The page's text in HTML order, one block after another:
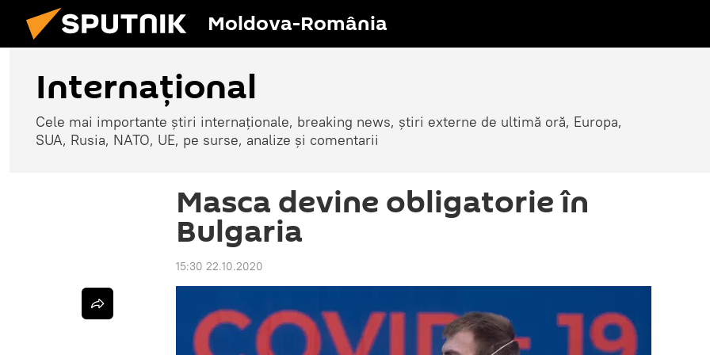
Moldova-România
Internaţional
Cele mai importante știri internaționale, breaking news, știri externe de ultimă oră, Europa,
SUA, Rusia, NATO, UE, pe surse, analize și comentarii
Masca devine obligatorie în
Bulgaria
15:30 22.10.2020